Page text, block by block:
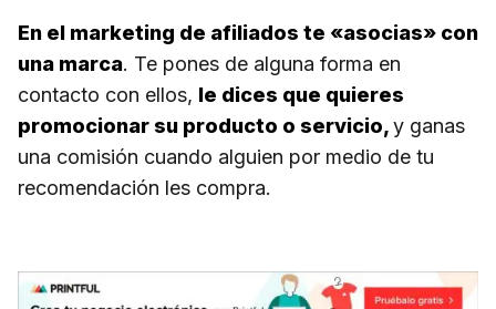
En el marketing de afiliados te «asocias» con
una marca. Te pones de alguna forma en
contacto con ellos, le dices que quieres
promocionar su producto o servicio,y ganas
una comisión cuando alguien por medio de tu
recomendación les compra.